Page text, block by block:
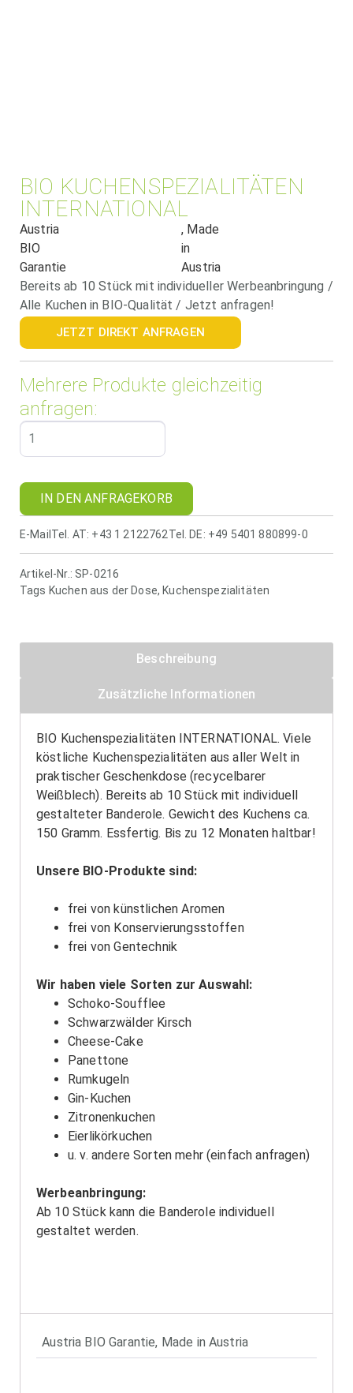
BIO KUCHENSPEZIALITÄTEN
INTERNATIONAL
Austria
BIO
Garantie
, Made
in
Austria
Bereits ab 10 Stück mit individueller Werbeanbringung /
Alle Kuchen in BIO-Qualität / Jetzt anfragen!
JETZT DIREKT ANFRAGEN
Mehrere Produkte gleichzeitig
anfragen:
IN DEN ANFRAGEKORB
E-Mail Tel. AT: +43 1 2122762Tel. DE: +49 5401 880899-0
Artikel-Nr.: SP-0216
Tags Kuchen aus der Dose, Kuchenspezialitäten
Beschreibung
Zusätzliche Informationen
BIO Kuchenspezialitäten INTERNATIONAL. Viele
köstliche Kuchenspezialitäten aus aller Welt in
praktischer Geschenkdose (recycelbarer
Weißblech). Bereits ab 10 Stück mit individuell
gestalteter Banderole. Gewicht des Kuchens ca.
150 Gramm. Essfertig. Bis zu 12 Monaten haltbar!
Unsere BIO-Produkte sind:
frei von künstlichen Aromen
frei von Konservierungsstoffen
frei von Gentechnik
Wir haben viele Sorten zur Auswahl:
Schoko-Soufflee
Schwarzwälder Kirsch
Cheese-Cake
Panettone
Rumkugeln
Gin-Kuchen
Zitronenkuchen
Eierlikörkuchen
u. v. andere Sorten mehr (einfach anfragen)
Werbeanbringung:
Ab 10 Stück kann die Banderole individuell
gestaltet werden.
Austria BIO Garantie, Made in Austria